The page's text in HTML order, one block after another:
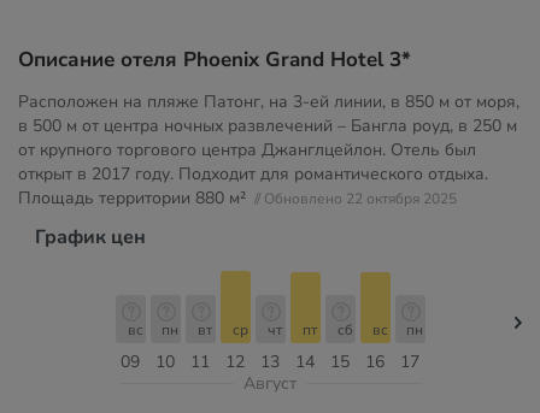
Описание отеля Phoenix Grand Hotel 3*
Расположен на пляже Патонг, на 3-ей линии, в 850 м от моря,
в 500 м от центра ночных развлечений – Бангла роуд, в 250 м
от крупного торгового центра Джанглцейлон. Отель был
открыт в 2017 году. Подходит для романтического отдыха.
Площадь территории 880 м² // Обновлено 22 октября 2025
График цен
09
вс
10
пн
11
вт
12
ср
13
чт
14
пт
15
сб
16
вс
17
пн
Август